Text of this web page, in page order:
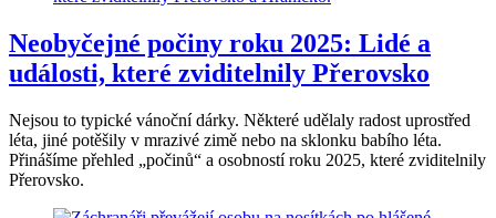
Neobyčejné počiny roku 2025: Lidé a
události, které zviditelnily Přerovsko
Nejsou to typické vánoční dárky. Některé udělaly radost uprostřed
léta, jiné potěšily v mrazivé zimě nebo na sklonku babího léta.
Přinášíme přehled „počinů“ a osobností roku 2025, které zviditelnily
Přerovsko.